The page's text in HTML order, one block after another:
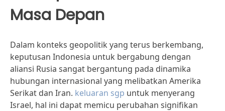
Masa Depan
Dalam konteks geopolitik yang terus berkembang,
keputusan Indonesia untuk bergabung dengan
aliansi Rusia sangat bergantung pada dinamika
hubungan internasional yang melibatkan Amerika
Serikat dan Iran. keluaran sgp untuk menyerang
Israel, hal ini dapat memicu perubahan signifikan